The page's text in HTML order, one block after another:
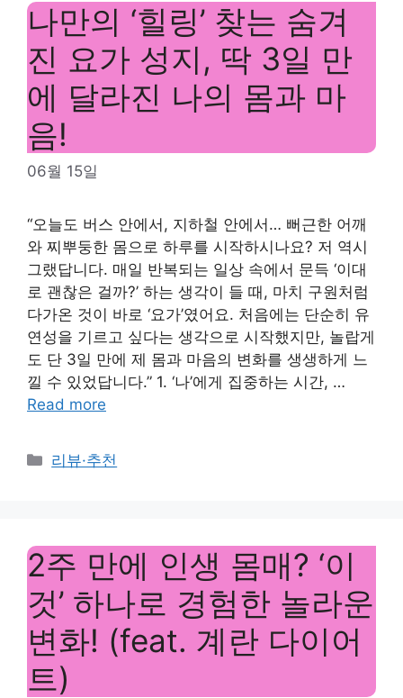
나만의 ‘힐링’ 찾는 숨겨
진 요가 성지, 딱 3일 만
에 달라진 나의 몸과 마
음!
06월 15일
“오늘도 버스 안에서, 지하철 안에서… 뻐근한 어깨
와 찌뿌둥한 몸으로 하루를 시작하시나요? 저 역시
그랬답니다. 매일 반복되는 일상 속에서 문득 ‘이대
로 괜찮은 걸까?’ 하는 생각이 들 때, 마치 구원처럼
다가온 것이 바로 ‘요가’였어요. 처음에는 단순히 유
연성을 기르고 싶다는 생각으로 시작했지만, 놀랍게
도 단 3일 만에 제 몸과 마음의 변화를 생생하게 느
낄 수 있었답니다.” 1. ‘나’에게 집중하는 시간, …
Read more
Categories
리뷰·추천
2주 만에 인생 몸매? ‘이
것’ 하나로 경험한 놀라운
변화! (feat. 계란 다이어
트)